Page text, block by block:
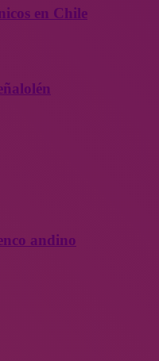
en Chile
andino